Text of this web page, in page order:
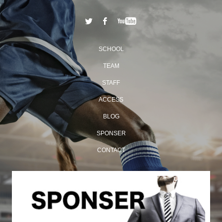
SCHOOL
TEAM
STAFF
ACCESS
BLOG
SPONSER
CONTACT